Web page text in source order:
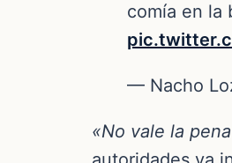
comía en la
— Nacho
«No vale la